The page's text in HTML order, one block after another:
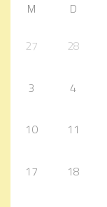
M D
27 28
3 4
10 11
17 18